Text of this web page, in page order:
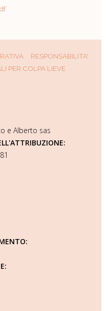
RESPONSABILITA'
PER COLPA LIEVE
e Alberto sas